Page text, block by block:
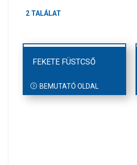
2 TALÁLAT
FEKETE FÜSTCSŐ
BEMUTATÓ OLDAL